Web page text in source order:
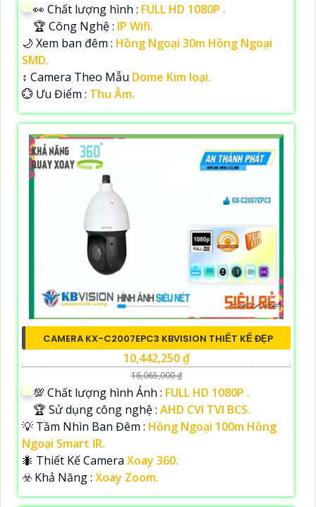
️👀 Chất lượng hình : FULL HD 1080P .
🏆 Công Nghệ : IP Wifi.
🌙 Xem ban đêm : Hồng Ngoại 30m Hồng Ngoại
SMD.
↕️ Camera Theo Mẫu Dome Kim loại.
️💮 Ưu Điểm : Thu Âm.
CAMERA KX-C2007EPC3 KBVISION THIẾT KẾ ĐẸP
10,442,250 ₫
16,065,000 ₫
💯 Chất lượng hình Ảnh : FULL HD 1080P .
🏆 Sử dụng công nghệ : AHD CVI TVI BCS.
💡 Tầm Nhìn Ban Đêm : Hồng Ngoại 100m Hồng
Ngoại Smart IR.
🐜 Thiết Kế Camera Xoay 360.
️☣️ Khả Năng : Xoay Zoom.